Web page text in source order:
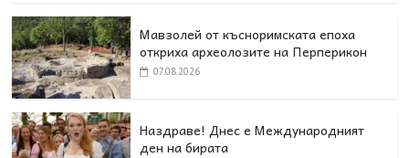
Мавзолей от късноримската епоха
откриха археолозите на Перперикон
07.08.2026
Наздраве! Днес е Международният
ден на бирата